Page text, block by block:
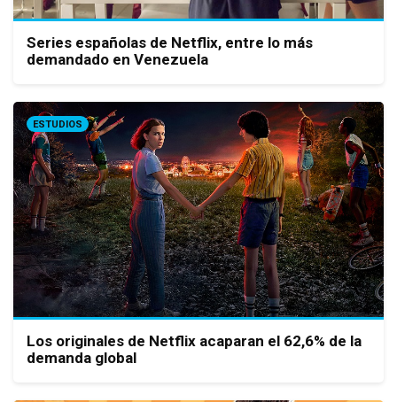
Series españolas de Netflix, entre lo más
demandado en Venezuela
ESTUDIOS
Los originales de Netflix acaparan el 62,6% de la
demanda global